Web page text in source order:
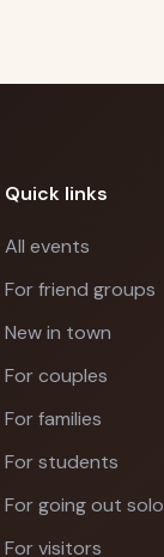
Quick links
All events
For friend groups
New in town
For couples
For families
For students
For going out solo
For visitors